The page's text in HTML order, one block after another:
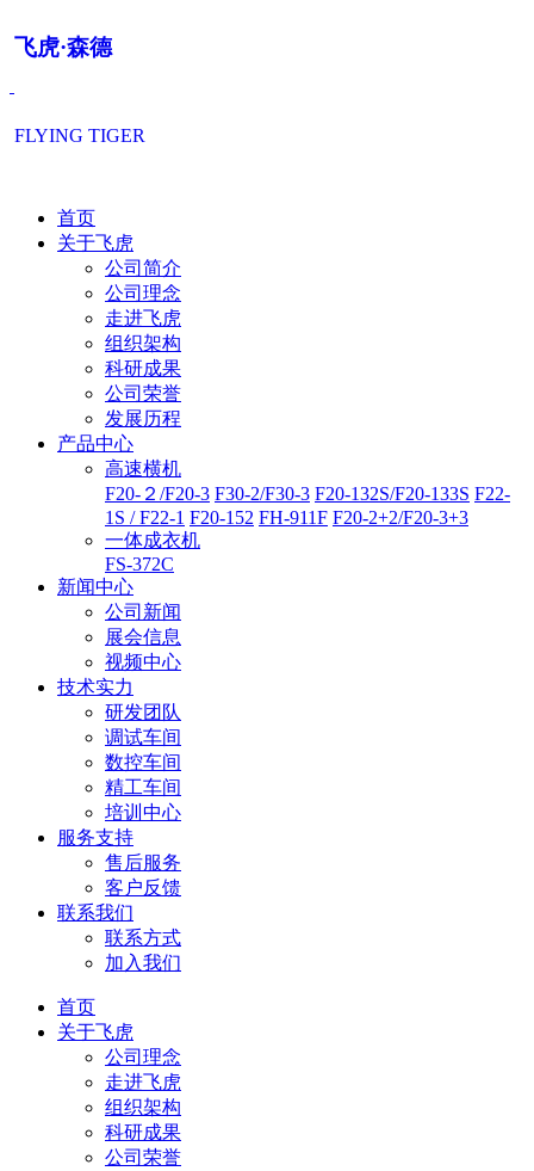
飞虎·森德
FLYING TIGER
首页
关于飞虎
公司简介
公司理念
走进飞虎
组织架构
科研成果
公司荣誉
发展历程
产品中心
高速横机
F20-２/F20-3 F30-2/F30-3 F20-132S/F20-133S F22-
1S / F22-1 F20-152 FH-911F F20-2+2/F20-3+3
一体成衣机
FS-372C
新闻中心
公司新闻
展会信息
视频中心
技术实力
研发团队
调试车间
数控车间
精工车间
培训中心
服务支持
售后服务
客户反馈
联系我们
联系方式
加入我们
首页
关于飞虎
公司理念
走进飞虎
组织架构
科研成果
公司荣誉